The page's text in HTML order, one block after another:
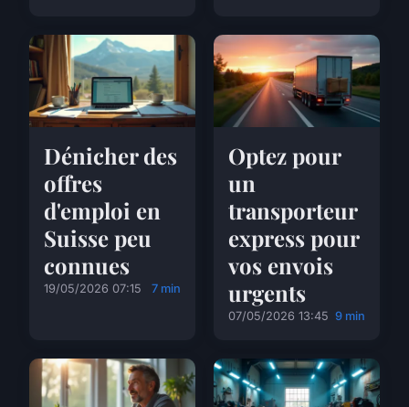
Dénicher des
offres
d'emploi en
Suisse peu
connues
19/05/2026 07:15 7 min
Optez pour
un
transporteur
express pour
vos envois
urgents
07/05/2026 13:45 9 min